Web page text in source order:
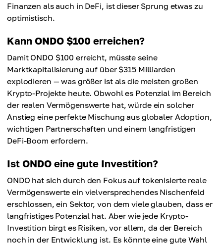
Finanzen als auch in DeFi, ist dieser Sprung etwas zu
optimistisch.
Kann ONDO $100 erreichen?
Damit ONDO $100 erreicht, müsste seine
Marktkapitalisierung auf über $315 Milliarden
explodieren — was größer ist als die meisten großen
Krypto-Projekte heute. Obwohl es Potenzial im Bereich
der realen Vermögenswerte hat, würde ein solcher
Anstieg eine perfekte Mischung aus globaler Adoption,
wichtigen Partnerschaften und einem langfristigen
DeFi-Boom erfordern.
Ist ONDO eine gute Investition?
ONDO hat sich durch den Fokus auf tokenisierte reale
Vermögenswerte ein vielversprechendes Nischenfeld
erschlossen, ein Sektor, von dem viele glauben, dass er
langfristiges Potenzial hat. Aber wie jede Krypto-
Investition birgt es Risiken, vor allem, da der Bereich
noch in der Entwicklung ist. Es könnte eine gute Wahl